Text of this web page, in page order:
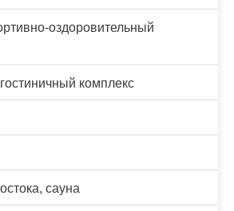
оздоровительный
комплекс
сауна